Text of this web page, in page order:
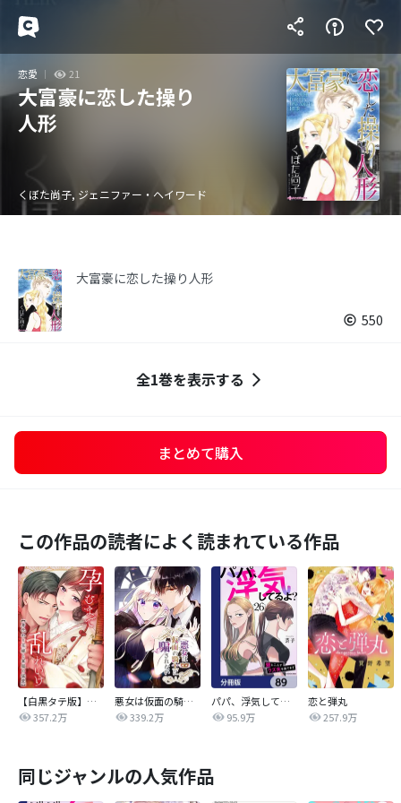
恋愛 21
大富豪に恋した操り
人形
くぼた尚子, ジェニファー・ヘイワード
大富豪に恋した操り人形
550
全1巻を表示する
まとめて購入
この作品の読者によく読まれている作品
【白黒タテ版】孕むまで乱れいけ～身代わり花嫁と軍服の猛愛
357.2万
悪女は仮面の騎士に騙されない
339.2万
パパ、浮気してるよ？娘と二人でクズ夫を捨てます【分冊版】
95.9万
恋と弾丸
257.9万
同じジャンルの人気作品